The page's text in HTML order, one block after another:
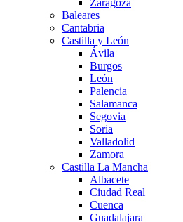
Baleares
Cantabria
Castilla y León
Ávila
Burgos
León
Palencia
Salamanca
Segovia
Soria
Valladolid
Zamora
Castilla La Mancha
Albacete
Ciudad Real
Cuenca
Guadalajara